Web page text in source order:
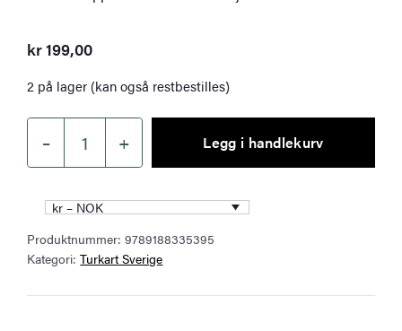
kr199,00
2 på lager (kan også restbestilles)
–
Vålådalen,
Lunndörren
Oviksfjällen
turkart
1:50
+ Legg i handlekurv
kr – NOK
Produktnummer:9789188335395
Kategori:Turkart Sverige